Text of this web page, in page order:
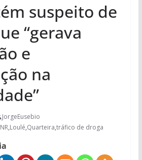
suspeito de
“gerava
e
na
JorgeEusebio
,Loulé,Quarteira,tráfico de droga